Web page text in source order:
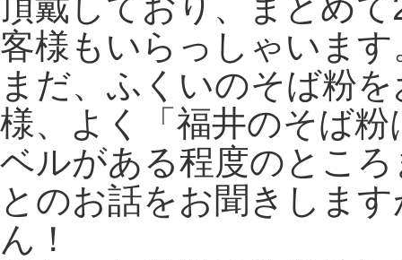
客様もいらっしゃいます
まだ、ふくいのそば粉
様、よく「福井のそば
ベルがある程度のとこ
とのお話をお聞きしま
ん！